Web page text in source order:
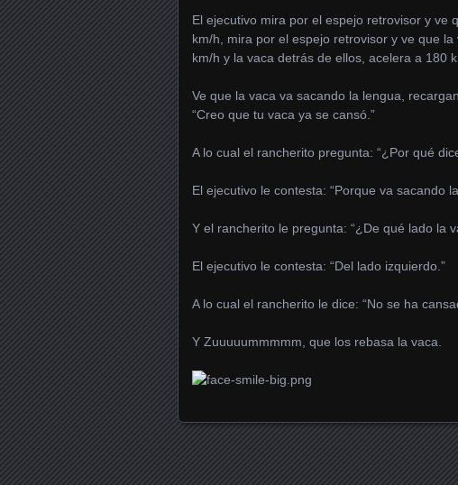
El ejecutivo mira por el espejo retrovisor y ve
km/h, mira por el espejo retrovisor y ve que
km/h y la vaca detrás de ellos, acelera a 180
Ve que la vaca va sacando la lengua,
“Creo que tu vaca ya se cansó.”
A lo cual el rancherito pregunta: “¿Por qué
El ejecutivo le contesta: “Porque va sacando
Y el rancherito le pregunta: “¿De qué lado la
El ejecutivo le contesta: “Del lado izquierdo.”
A lo cual el rancherito le dice: “No se ha
Y Zuuuuummmmm, que los rebasa la vaca.